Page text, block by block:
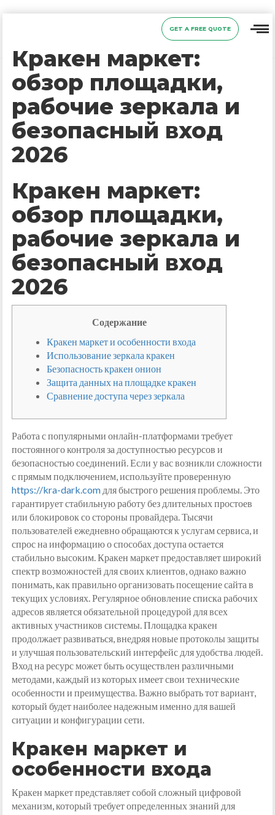
GET A FREE QUOTE
Кракен маркет:
обзор площадки,
рабочие зеркала и
безопасный вход
2026
Кракен маркет:
обзор площадки,
рабочие зеркала и
безопасный вход
2026
Содержание
Кракен маркет и особенности входа
Использование зеркала кракен
Безопасность кракен онион
Защита данных на площадке кракен
Сравнение доступа через зеркала
Работа с популярными онлайн-платформами требует
постоянного контроля за доступностью ресурсов и
безопасностью соединений. Если у вас возникли сложности
с прямым подключением, используйте проверенную
https://kra-dark.com для быстрого решения проблемы. Это
гарантирует стабильную работу без длительных простоев
или блокировок со стороны провайдера. Тысячи
пользователей ежедневно обращаются к услугам сервиса, и
спрос на информацию о способах доступа остается
стабильно высоким. Кракен маркет предоставляет широкий
спектр возможностей для своих клиентов, однако важно
понимать, как правильно организовать посещение сайта в
текущих условиях. Регулярное обновление списка рабочих
адресов является обязательной процедурой для всех
активных участников системы. Площадка кракен
продолжает развиваться, внедряя новые протоколы защиты
и улучшая пользовательский интерфейс для удобства людей.
Вход на ресурс может быть осуществлен различными
методами, каждый из которых имеет свои технические
особенности и преимущества. Важно выбрать тот вариант,
который будет наиболее надежным именно для вашей
ситуации и конфигурации сети.
Кракен маркет и
особенности входа
Кракен маркет представляет собой сложный цифровой
механизм, который требует определенных знаний для